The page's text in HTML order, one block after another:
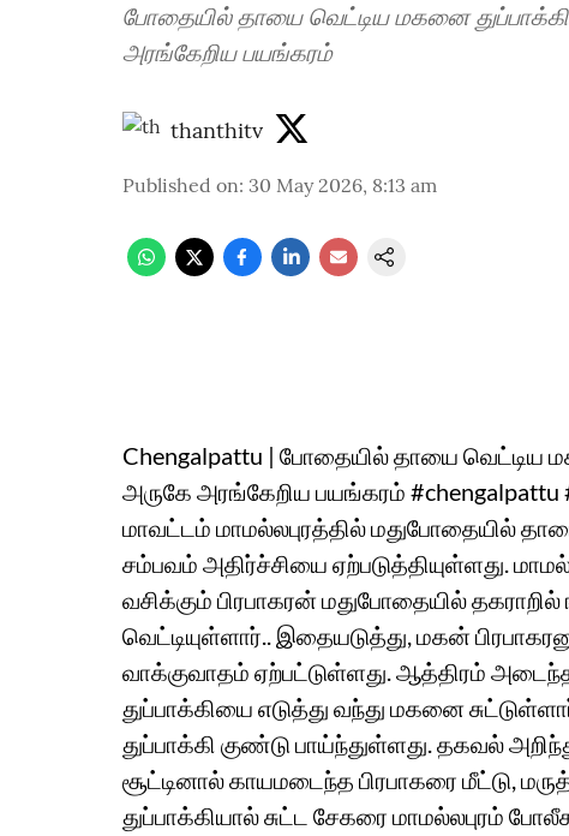
போதையில் தாயை வெட்டிய மகனை
அரங்கேறிய பயங்கரம்
thanthitv
Published on: 30 May 2026, 8:13 am
Chengalpattu | போதையில் தாயை வெட்டிய
அருகே அரங்கேறிய பயங்கரம்
மாவட்டம் மாமல்லபுரத்தில் மதுபோதையில்
சம்பவம் அதிர்ச்சியை ஏற்படுத்தியுள்ளது.
வசிக்கும் பிரபாகரன் மதுபோதையில்
வெட்டியுள்ளார்.. இதையடுத்து, மகன்
வாக்குவாதம் ஏற்பட்டுள்ளது. ஆத்திரம்
துப்பாக்கியை எடுத்து வந்து மகனை
துப்பாக்கி குண்டு பாய்ந்துள்ளது. தகவல்
சூட்டினால் காயமடைந்த பிரபாகரை மீட்டு,
துப்பாக்கியால் சுட்ட சேகரை மாமல்லபுரம்